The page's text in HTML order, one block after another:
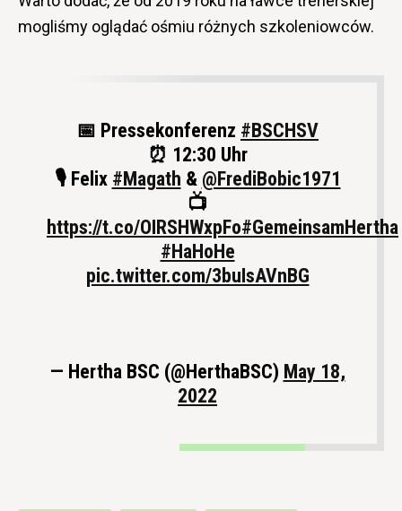
mogliśmy oglądać ośmiu różnych szkoleniowców.
📅 Pressekonferenz #BSCHSV
⏰ 12:30 Uhr
🎙 Felix #Magath & @FrediBobic1971
📺
https://t.co/OIRSHWxpFo#GemeinsamHertha
#HaHoHe
pic.twitter.com/3buIsAVnBG
— Hertha BSC (@HerthaBSC) May 18,
2022